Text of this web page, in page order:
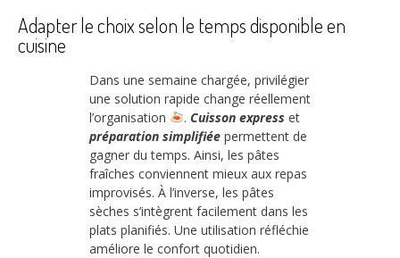
Adapter le choix selon le temps disponible en
cuisine
Dans une semaine chargée, privilégier
une solution rapide change réellement
l’organisation
. Cuisson express et
préparation simplifiée permettent de
gagner du temps. Ainsi, les pâtes
fraîches conviennent mieux aux repas
improvisés. À l’inverse, les pâtes
sèches s’intègrent facilement dans les
plats planifiés. Une utilisation réfléchie
améliore le confort quotidien.